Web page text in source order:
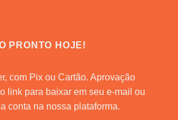
PRONTO HOJE!
com Pix ou Cartão. Aprovação
link para baixar em seu e-mail ou
conta na nossa plataforma.